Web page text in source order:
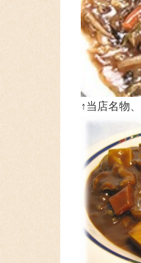
↑当店名物